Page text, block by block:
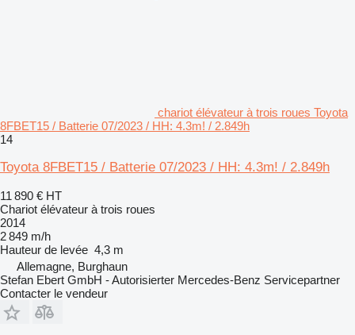
chariot élévateur à trois roues Toyota
8FBET15 / Batterie 07/2023 / HH: 4.3m! / 2.849h
14
Toyota 8FBET15 / Batterie 07/2023 / HH: 4.3m! / 2.849h
11 890 € HT
Chariot élévateur à trois roues
2014
2 849 m/h
Hauteur de levée 4,3 m
Allemagne, Burghaun
Stefan Ebert GmbH - Autorisierter Mercedes-Benz Servicepartner
Contacter le vendeur